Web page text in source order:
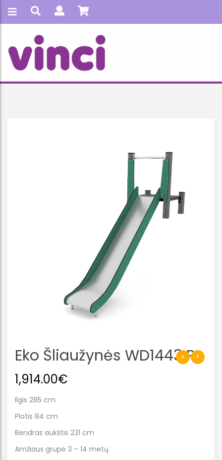
Eko Šliaužynės WD1443 R
1,914.00€
Ilgis 285 cm
Plotis 84 cm
Bendras aukštis 231 cm
Amžiaus grupė 3 – 14 metų